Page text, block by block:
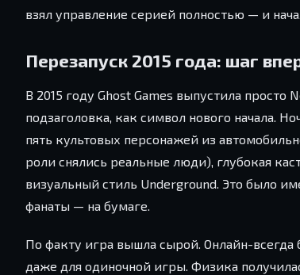
взял управление серией полностью — и
Перезапуск 2015 года: шаг
В 2015 году Ghost Games выпустила просто
подзаголовка, как символ нового начала.
пять культовых персонажей из
роли снялись реальные люди), глубокая
визуальный стиль Underground. Это было
фанаты — на бумаге.
По факту игра вышла сырой. Онлайн-
даже для одиночной игры. Физика